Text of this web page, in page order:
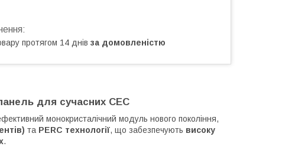
протягом 14 днів за домовленістю
для сучасних СЕС
монокристалічний модуль нового покоління,
та PERC технології, що забезпечують високу
.